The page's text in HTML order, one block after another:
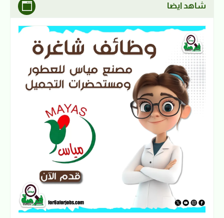
شاهد ايضا